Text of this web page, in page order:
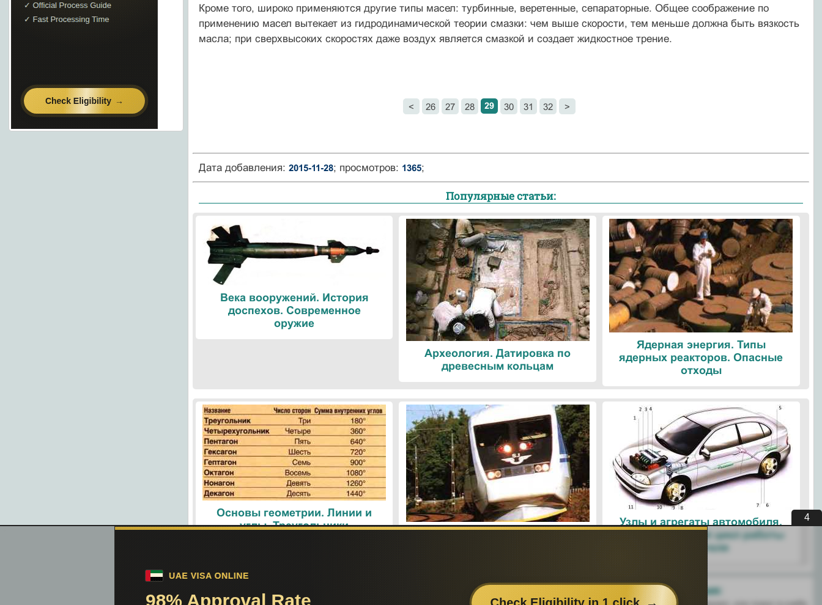
Кроме того, широко применяются другие типы масел: турбинные, веретенные, сепараторные. Общее соображение по
применению масел вытекает из гидродинамической теории смазки: чем выше скорости, тем меньше должна быть вязкость
масла; при сверхвысоких скоростях даже воздух является смазкой и создает жидкостное трение.
< 26 27 28 29 30 31 32 >
Дата добавления: 2015-11-28; просмотров: 1365;
Популярные статьи:
Века вооружений. История
доспехов. Современное
оружие
Археология. Датировка по
древесным кольцам
Ядерная энергия. Типы
ядерных реакторов. Опасные
отходы
Основы геометрии. Линии и
углы. Треугольники
Поезда. Современные
Узлы и агрегаты автомобиля.
Четырехтактный цикл работы
двигателя
Поделитесь с друзьями:
4